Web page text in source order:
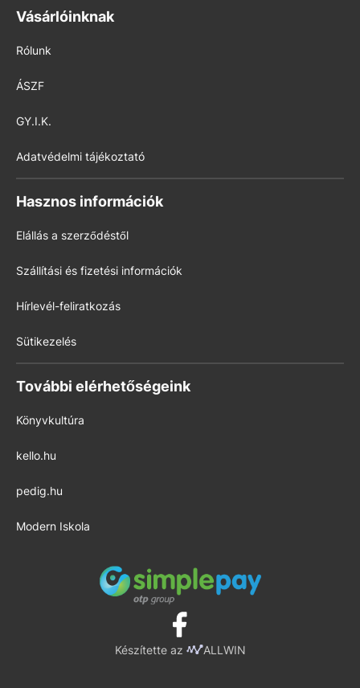
Vásárlóinknak
Rólunk
ÁSZF
GY.I.K.
Adatvédelmi tájékoztató
Hasznos információk
Elállás a szerződéstől
Szállítási és fizetési információk
Hírlevél-feliratkozás
Sütikezelés
További elérhetőségeink
Könyvkultúra
kello.hu
pedig.hu
Modern Iskola
Készítette az ALLWIN